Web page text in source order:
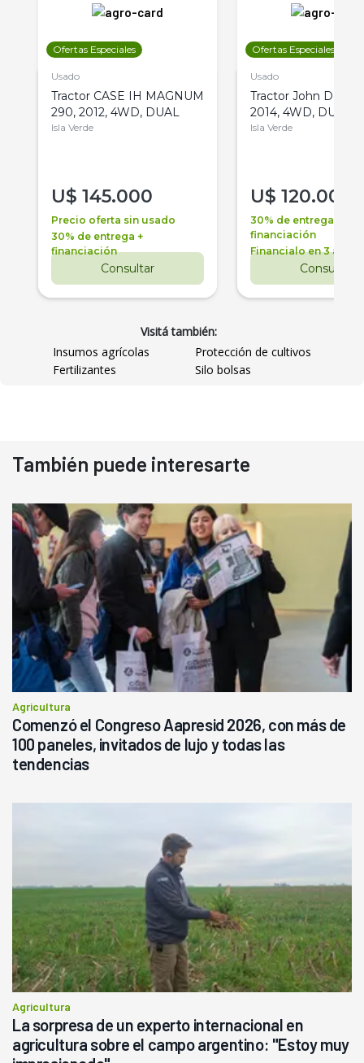
Ofertas Especiales
Usado
Tractor CASE IH MAGNUM
290, 2012, 4WD, DUAL
Isla Verde
U$ 145.000
Precio oferta sin usado
30% de entrega +
financiación
Consultar
Ofertas Especiales
Usado
Tractor John Deere
2014, 4WD, DUAL
Isla Verde
U$ 120.000
30% de entrega +
financiación
Financialo en 3 años
Consultar
Visitá también:
Insumos agrícolas
Protección de cultivos
Fertilizantes
Silo bolsas
También puede interesarte
Agricultura
Comenzó el Congreso Aapresid 2026, con más de
100 paneles, invitados de lujo y todas las
tendencias
Agricultura
La sorpresa de un experto internacional en
agricultura sobre el campo argentino: "Estoy muy